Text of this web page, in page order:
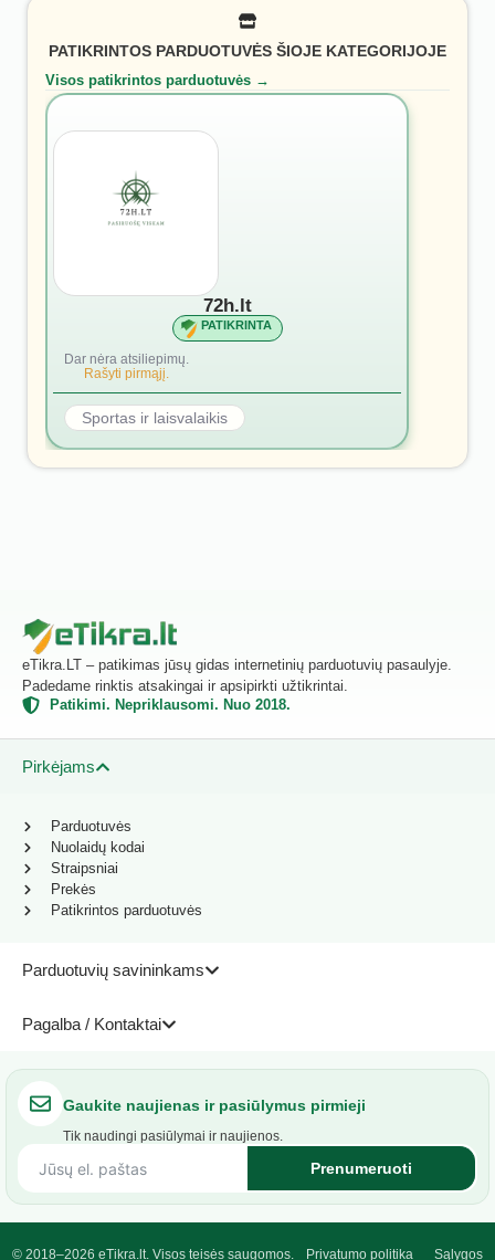
PATIKRINTOS PARDUOTUVĖS ŠIOJE KATEGORIJOJE
Visos patikrintos parduotuvės →
72h.lt
PATIKRINTA
Dar nėra atsiliepimų.
Rašyti pirmąjį.
Sportas ir laisvalaikis
eTikra.LT – patikimas jūsų gidas internetinių parduotuvių pasaulyje.
Padedame rinktis atsakingai ir apsipirkti užtikrintai.
Patikimi. Nepriklausomi. Nuo 2018.
Pirkėjams
Parduotuvių savininkams
Pagalba / Kontaktai
Parduotuvės
Nuolaidų kodai
Straipsniai
Prekės
Patikrintos parduotuvės
Gaukite naujienas ir pasiūlymus pirmieji
Tik naudingi pasiūlymai ir naujienos.
Prenumeruoti
© 2018–2026 eTikra.lt. Visos teisės saugomos. Privatumo politika Sąlygos